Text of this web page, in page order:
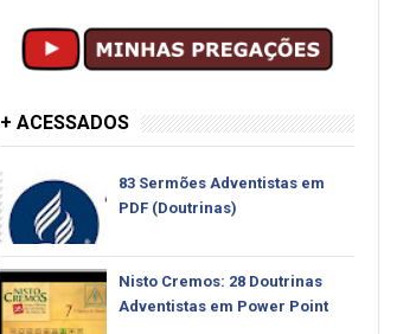
+ ACESSADOS
83 Sermões Adventistas em
PDF (Doutrinas)
Nisto Cremos: 28 Doutrinas
Adventistas em Power Point